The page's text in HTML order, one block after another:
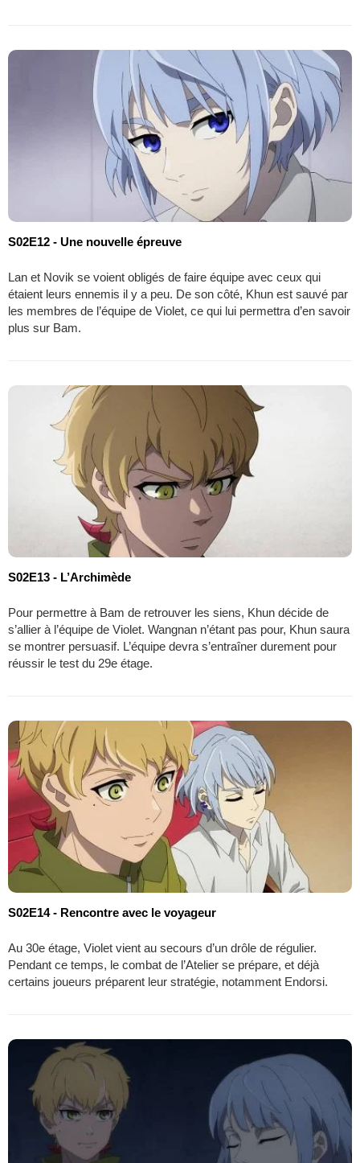
S02E12 - Une nouvelle épreuve
Lan et Novik se voient obligés de faire équipe avec ceux qui
étaient leurs ennemis il y a peu. De son côté, Khun est sauvé par
les membres de l’équipe de Violet, ce qui lui permettra d’en savoir
plus sur Bam.
S02E13 - L’Archimède
Pour permettre à Bam de retrouver les siens, Khun décide de
s’allier à l’équipe de Violet. Wangnan n’étant pas pour, Khun saura
se montrer persuasif. L’équipe devra s’entraîner durement pour
réussir le test du 29e étage.
S02E14 - Rencontre avec le voyageur
Au 30e étage, Violet vient au secours d’un drôle de régulier.
Pendant ce temps, le combat de l’Atelier se prépare, et déjà
certains joueurs préparent leur stratégie, notamment Endorsi.